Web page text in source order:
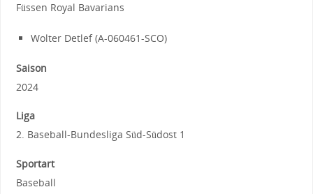
Füssen Royal Bavarians
Wolter Detlef (A-060461-SCO)
Saison
2024
Liga
2. Baseball-Bundesliga Süd-Südost 1
Sportart
Baseball